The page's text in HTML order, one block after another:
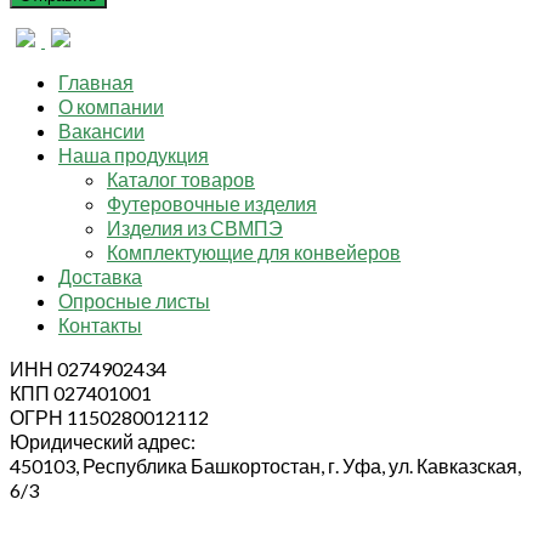
Главная
О компании
Вакансии
Наша продукция
Каталог товаров
Футеровочные изделия
Изделия из СВМПЭ
Комплектующие для конвейеров
Доставка
Опросные листы
Контакты
ИНН 0274902434
КПП 027401001
ОГРН 1150280012112
Юридический адрес:
450103, Республика Башкортостан, г. Уфа, ул. Кавказская,
6/3